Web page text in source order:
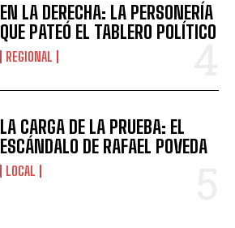
EN LA DERECHA: LA PERSONERÍA
QUE PATEÓ EL TABLERO POLÍTICO
REGIONAL
LA CARGA DE LA PRUEBA: EL
ESCÁNDALO DE RAFAEL POVEDA
LOCAL